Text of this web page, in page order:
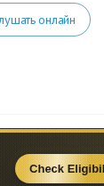
онлайн